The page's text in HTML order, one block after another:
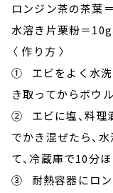
ロンジン茶の茶葉
水溶き片栗粉＝10g
〈 作り方 〉
① エビをよく水洗
き取ってからボウ
② エビに塩、料理
でかき混ぜたら、
て、冷蔵庫で10分
③ 耐熱容器にロン